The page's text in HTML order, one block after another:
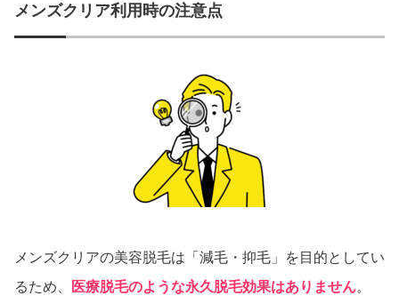
メンズクリア利用時の注意点
メンズクリアの美容脱毛は「減毛・抑毛」を目的としてい
るため、
医療脱毛のような永久脱毛効果はありません。